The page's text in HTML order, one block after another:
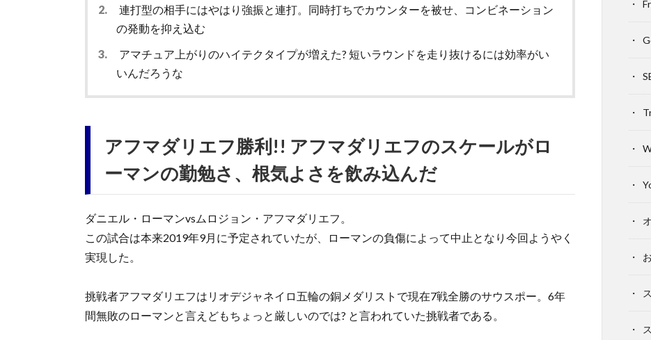
2.
連打型の相手にはやはり強振と連打。同時打ちでカウンターを被せ、コンビネーション
の発動を抑え込む
3.
アマチュア上がりのハイテクタイプが増えた? 短いラウンドを走り抜けるには効率がい
いんだろうな
アフマダリエフ勝利!! アフマダリエフのスケールがロ
ーマンの勤勉さ、根気よさを飲み込んだ
ダニエル・ローマンvsムロジョン・アフマダリエフ。
この試合は本来2019年9月に予定されていたが、ローマンの負傷によって中止となり今回ようやく
実現した。
挑戦者アフマダリエフはリオデジャネイロ五輪の銅メダリストで現在7戦全勝のサウスポー。6年
間無敗のローマンと言えどもちょっと厳しいのでは? と言われていた挑戦者である。